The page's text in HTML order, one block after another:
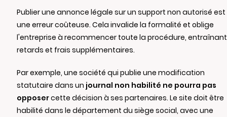
Publier une annonce légale sur un support non autorisé est
une erreur coûteuse. Cela invalide la formalité et oblige
l'entreprise à recommencer toute la procédure, entraînant
retards et frais supplémentaires.
Par exemple, une société qui publie une modification
statutaire dans un journal non habilité ne pourra pas
opposercette décision à ses partenaires. Le site doit être
habilité dans le département du siège social, avec une